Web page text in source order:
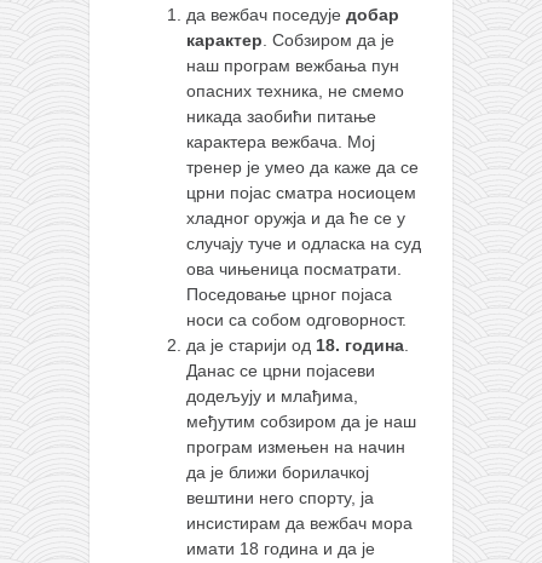
да вежбач поседује добар
карактер . Собзиром да је
наш програм вежбања пун
опасних техника, не смемо
никада заобићи питање
карактера вежбача. Мој
тренер је умео да каже да се
црни појас сматра носиоцем
хладног оружја и да ће се у
случају туче и одласка на суд
ова чињеница посматрати.
Поседовање црног појаса
носи са собом одговорност.
да је старији од 18. година
Данас се црни појасеви
додељују и млађима,
међутим собзиром да је наш
програм измењен на начин
да је ближи борилачкој
вештини него спорту, ја
инсистирам да вежбач мора
имати 18 година и да је